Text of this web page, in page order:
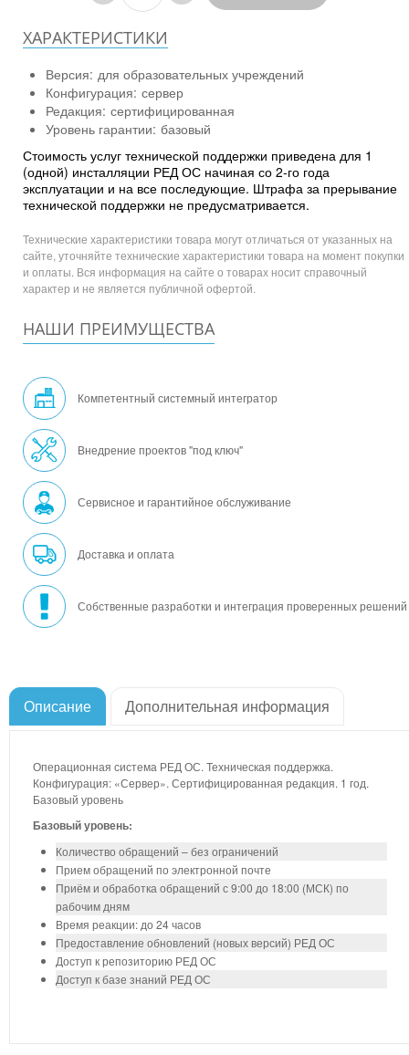
ХАРАКТЕРИСТИКИ
Версия: для образовательных учреждений
Конфигурация: сервер
Редакция: сертифицированная
Уровень гарантии: базовый
Стоимость услуг технической поддержки приведена для 1
(одной) инсталляции РЕД ОС начиная со 2-го года
эксплуатации и на все последующие. Штрафа за прерывание
технической поддержки не предусматривается.
Технические характеристики товара могут отличаться от указанных на
сайте, уточняйте технические характеристики товара на момент покупки
и оплаты. Вся информация на сайте о товарах носит справочный
характер и не является публичной офертой.
НАШИ ПРЕИМУЩЕСТВА
Компетентный системный интегратор
Внедрение проектов "под ключ"
Сервисное и гарантийное обслуживание
Доставка и оплата
Собственные разработки и интеграция проверенных решений
Описание Дополнительная информация
Операционная система РЕД ОС. Техническая поддержка.
Конфигурация: «Сервер». Сертифицированная редакция. 1 год.
Базовый уровень
Базовый уровень:
Количество обращений – без ограничений
Прием обращений по электронной почте
Приём и обработка обращений с 9:00 до 18:00 (МСК) по
рабочим дням
Время реакции: до 24 часов
Предоставление обновлений (новых версий) РЕД ОС
Доступ к репозиторию РЕД ОС
Доступ к базе знаний РЕД ОС